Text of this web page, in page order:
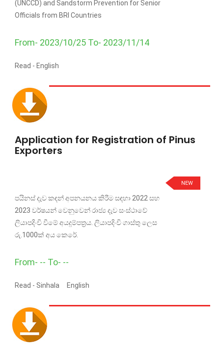
(UNCCD) and Sandstorm Prevention for Senior
Officials from BRI Countries
From- 2023/10/25 To- 2023/11/14
Read - English
Application for Registration of Pinus
Exporters
NEW
පයිනස් දැව කඳන් අපනයනය කිරීම සඳහා 2022 සහ
2023 වර්ෂයන් වෙනුවෙන් රාජ්‍ය දැව සංස්ථාවේ
ලියාපදිංචි වීමේ අයදුම්පත්‍රය. ලියාපදිංචි ගාස්තු ලෙස
රු.1000ක් අය කෙරේ.
From- -- To- --
Read - Sinhala English